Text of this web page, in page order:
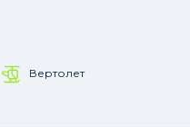
Вертолет